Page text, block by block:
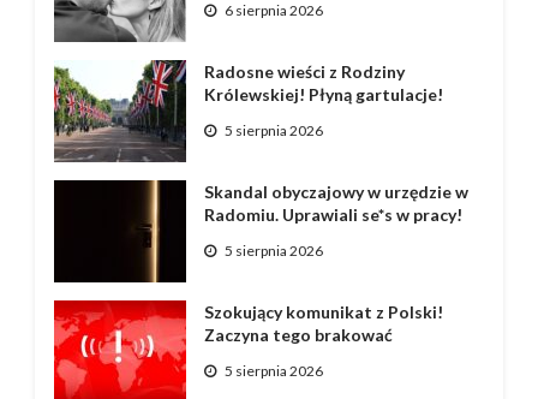
6 sierpnia 2026
Radosne wieści z Rodziny
Królewskiej! Płyną gartulacje!
5 sierpnia 2026
Skandal obyczajowy w urzędzie w
Radomiu. Uprawiali se*s w pracy!
5 sierpnia 2026
Szokujący komunikat z Polski!
Zaczyna tego brakować
5 sierpnia 2026